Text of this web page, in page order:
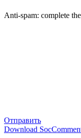
Anti-spam: complete
Отправить
Download